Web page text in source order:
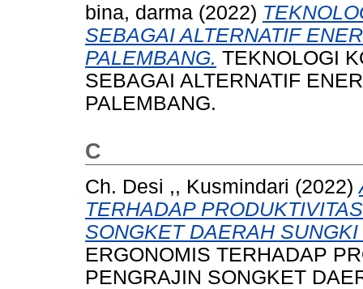
bina, darma (2022)
SEBAGAI ALTERNATIF
PALEMBANG. TEKNOLOGI
SEBAGAI ALTERNATIF
PALEMBANG.
C
Ch. Desi ,, Kusmindari (2022)
TERHADAP
SONGKET DAERAH
ERGONOMIS TERHADAP
PENGRAJIN SONGKET